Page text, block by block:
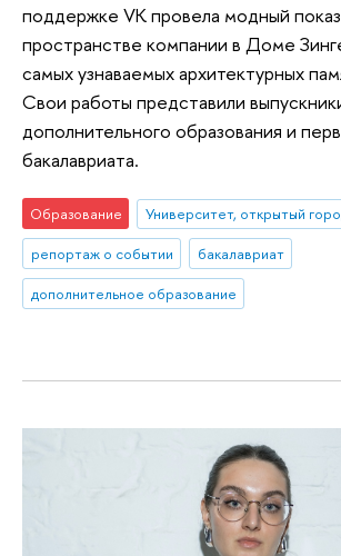
поддержке VK провела модный
пространстве компании в Доме
самых узнаваемых архитектурных
Свои работы представили
дополнительного образования и
бакалавриата.
Образование Университет, открытый
репортаж о событии
бакалавриат
дополнительное образование